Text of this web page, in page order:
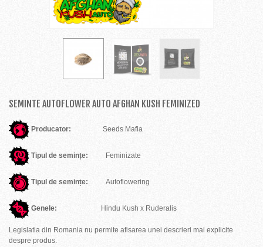
SEMINTE AUTOFLOWER AUTO AFGHAN KUSH FEMINIZED
Producator: Seeds Mafia
Tipul de semințe: Feminizate
Tipul de semințe: Autoflowering
Genele: Hindu Kush x Ruderalis
Legislatia din Romania nu permite afisarea unei descrieri mai explicite
despre produs.